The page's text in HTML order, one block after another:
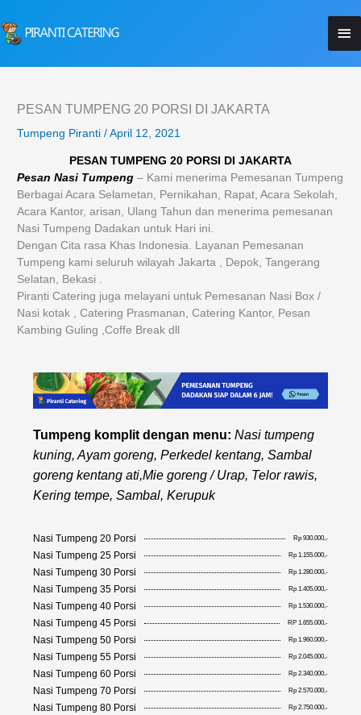
ke
konten
PESAN TUMPENG 20 PORSI DI JAKARTA
Tumpeng Piranti /April 12, 2021
PESAN TUMPENG 20 PORSI
DI JAKARTA
Pesan Nasi Tumpeng – Kami menerima Pemesanan Tumpeng
Berbagai Acara Selametan, Pernikahan, Rapat, Acara Sekolah,
Acara Kantor, arisan, Ulang Tahun dan menerima pemesanan
Nasi Tumpeng Dadakan untuk Hari ini.
Dengan Cita rasa Khas Indonesia. Layanan Pemesanan
Tumpeng kami seluruh wilayah Jakarta , Depok, Tangerang
Selatan, Bekasi .
Piranti Catering juga melayani untuk Pemesanan Nasi Box /
Nasi kotak , Catering Prasmanan, Catering Kantor, Pesan
Kambing Guling ,Coffe Break dll
Tumpeng komplit dengan menu: Nasi tumpeng
kuning, Ayam goreng, Perkedel kentang, Sambal
goreng kentang ati,Mie goreng / Urap, Telor rawis,
Kering tempe, Sambal, Kerupuk
Nasi Tumpeng 20 Porsi Rp 930.000,-
Nasi Tumpeng 25 Porsi Rp 1.155.000,-
Nasi Tumpeng 30 Porsi Rp 1.280.000,-
Nasi Tumpeng 35 Porsi Rp 1.405.000,-
Nasi Tumpeng 40 Porsi Rp 1.530.000,-
Nasi Tumpeng 45 Porsi RP 1.655.000,-
Nasi Tumpeng 50 Porsi Rp 1.960.000,-
Nasi Tumpeng 55 Porsi Rp 2.045.000,-
Nasi Tumpeng 60 Porsi Rp 2.340.000,-
Nasi Tumpeng 70 Porsi Rp 2.570.000,-
Nasi Tumpeng 80 Porsi Rp 2.750.000,-